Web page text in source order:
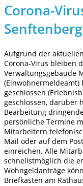
Corona-
Aufgrund der
Corona-Virus bleiben
Verwaltungsgebäude
geschlossen
geschlossen, darüber
Bearbeitung
persönliche Termine
Mitarbeitern
Mail oder auf dem
einreichen. Alle
schnellstmöglich die
Wohngeldanträge
Briefkasten am